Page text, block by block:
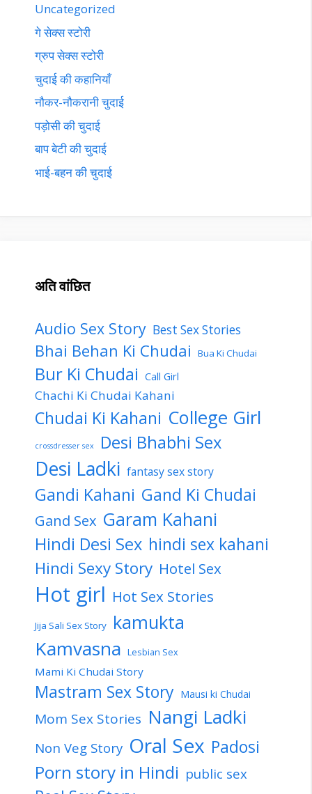
Uncategorized
गे सेक्स स्टोरी
ग्रुप सेक्स स्टोरी
चुदाई की कहानियाँ
नौकर-नौकरानी चुदाई
पड़ोसी की चुदाई
बाप बेटी की चुदाई
भाई-बहन की चुदाई
अति वांछित
Audio Sex Story Best Sex Stories
Bhai Behan Ki Chudai Bua Ki Chudai
Bur Ki Chudai Call Girl
Chachi Ki Chudai Kahani
Chudai Ki Kahani College Girl
crossdresser sex Desi Bhabhi Sex
Desi Ladki fantasy sex story
Gandi Kahani Gand Ki Chudai
Gand Sex Garam Kahani
Hindi Desi Sex hindi sex kahani
Hindi Sexy Story Hotel Sex
Hot girl Hot Sex Stories
Jija Sali Sex Story kamukta
Kamvasna Lesbian Sex
Mami Ki Chudai Story
Mastram Sex Story Mausi ki Chudai
Mom Sex Stories Nangi Ladki
Non Veg Story Oral Sex Padosi
Porn story in Hindi public sex